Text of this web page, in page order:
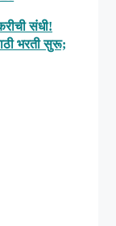
संधी!
भरती सुरू;